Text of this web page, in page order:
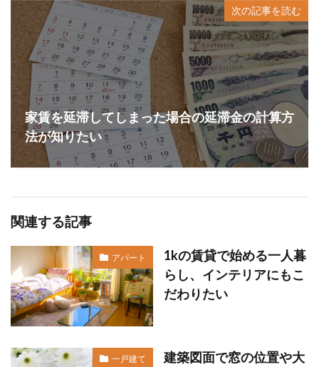
次の記事を読む
家賃を延滞してしまった場合の延滞金の計算方
法が知りたい
関連する記事
アパート
1kの賃貸で始める一人暮
らし、インテリアにもこ
だわりたい
一戸建て
建築図面で窓の位置や大